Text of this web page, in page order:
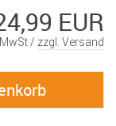
EUR
/ zzgl. Versand